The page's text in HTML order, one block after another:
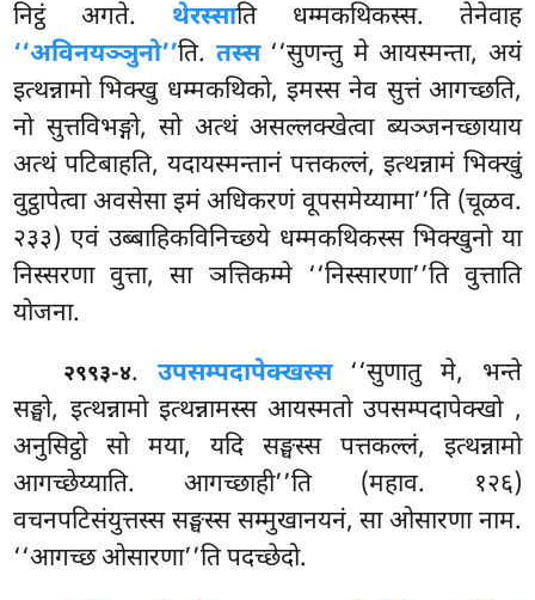
निट्ठं अगते. थेरस्साति धम्मकथिकस्स. तेनेवाह
‘‘अविनयञ्ञुनो’’ति. तस्स‘‘सुणन्तु मे आयस्मन्ता, अयं
इत्थन्नामो भिक्खु धम्मकथिको, इमस्स नेव सुत्तं आगच्छति,
नो सुत्तविभङ्गो, सो अत्थं असल्लक्खेत्वा ब्यञ्जनच्छायाय
अत्थं पटिबाहति, यदायस्मन्तानं पत्तकल्लं, इत्थन्नामं भिक्खुं
वुट्ठापेत्वा अवसेसा इमं अधिकरणं वूपसमेय्यामा’’ति (चूळव.
२३३) एवं उब्बाहिकविनिच्छये धम्मकथिकस्स भिक्खुनो या
निस्सरणा वुत्ता, सा ञत्तिकम्मे ‘‘निस्सारणा’’ति वुत्ताति
योजना.
२९९३-४. उपसम्पदापेक्खस्स‘‘सुणातु मे, भन्ते
सङ्घो, इत्थन्नामो इत्थन्नामस्स आयस्मतो उपसम्पदापेक्खो ,
अनुसिट्ठो सो मया, यदि सङ्घस्स पत्तकल्लं, इत्थन्नामो
आगच्छेय्याति. आगच्छाही’’ति (महाव. १२६)
वचनपटिसंयुत्तस्स सङ्घस्स सम्मुखानयनं, सा ओसारणा नाम.
‘‘आगच्छ ओसारणा’’ति पदच्छेदो.